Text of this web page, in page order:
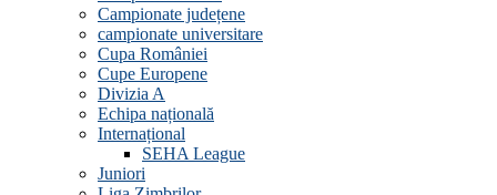
Campionate județene
campionate universitare
Cupa României
Cupe Europene
Divizia A
Echipa națională
Internațional
SEHA League
Juniori